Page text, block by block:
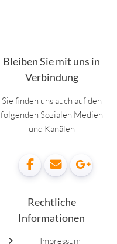
Bleiben Sie mit uns in
Verbindung
Sie finden uns auch auf den
folgenden Sozialen Medien
und Kanälen
Rechtliche
Informationen
Impressum